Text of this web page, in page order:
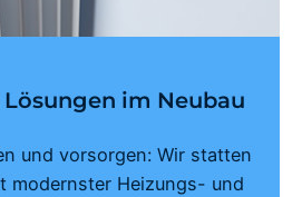
im Neubau
und vorsorgen: Wir statten
modernster Heizungs- und